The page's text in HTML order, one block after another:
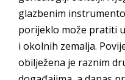
glazbenim
porijeklo može pratiti
i okolnih zemalja.
obilježena je raznim